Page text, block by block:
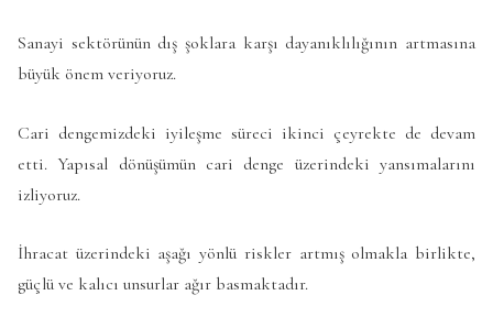
Sanayi sektörünün dış şoklara karşı dayanıklılığının artmasına
büyük önem veriyoruz.
Cari dengemizdeki iyileşme süreci ikinci çeyrekte de devam
etti. Yapısal dönüşümün cari denge üzerindeki yansımalarını
izliyoruz.
İhracat üzerindeki aşağı yönlü riskler artmış olmakla birlikte,
güçlü ve kalıcı unsurlar ağır basmaktadır.